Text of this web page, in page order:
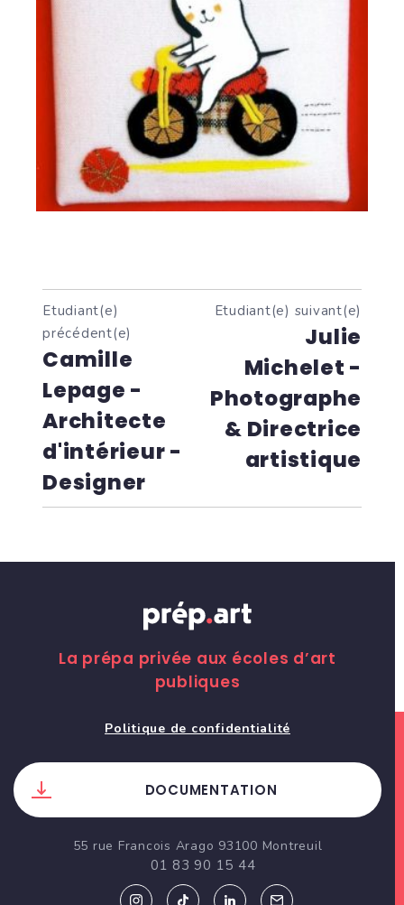
Etudiant(e)
précédent(e)
Camille
Lepage -
Architecte
d'intérieur -
Designer
Etudiant(e) suivant(e)
Julie
Michelet -
Photographe
& Directrice
artistique
La prépa privée aux écoles d’art
publiques
Politique de confidentialité
DOCUMENTATION
55 rue Francois Arago 93100 Montreuil
01 83 90 15 44